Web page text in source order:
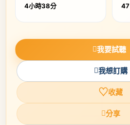
4小時38分
47
我要試聽
我想訂購
♡收藏
分享